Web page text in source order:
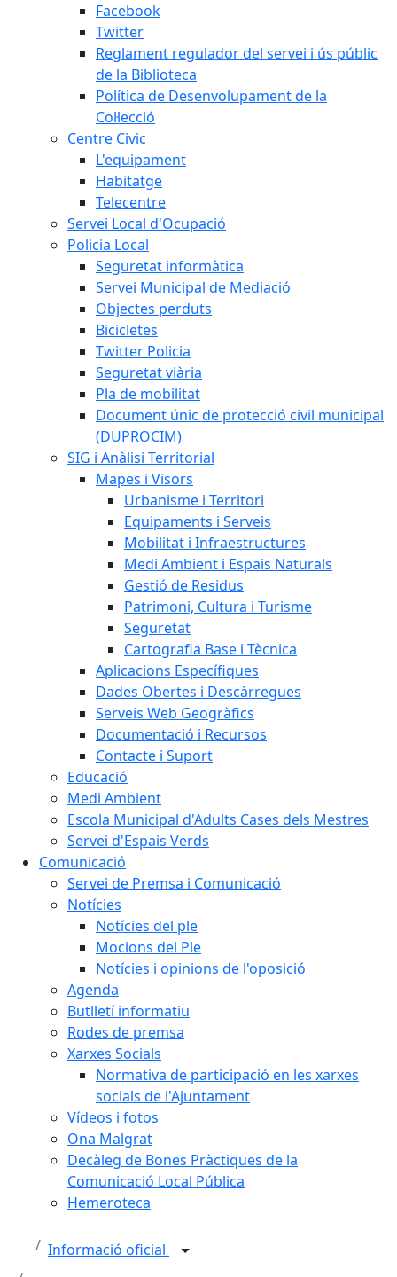
Facebook
Twitter
Reglament regulador del servei i ús públic
de la Biblioteca
Política de Desenvolupament de la
Col·lecció
Centre Civic
L'equipament
Habitatge
Telecentre
Servei Local d'Ocupació
Policia Local
Seguretat informàtica
Servei Municipal de Mediació
Objectes perduts
Bicicletes
Twitter Policia
Seguretat viària
Pla de mobilitat
Document únic de protecció civil municipal
(DUPROCIM)
SIG i Anàlisi Territorial
Mapes i Visors
Urbanisme i Territori
Equipaments i Serveis
Mobilitat i Infraestructures
Medi Ambient i Espais Naturals
Gestió de Residus
Patrimoni, Cultura i Turisme
Seguretat
Cartografia Base i Tècnica
Aplicacions Específiques
Dades Obertes i Descàrregues
Serveis Web Geogràfics
Documentació i Recursos
Contacte i Suport
Educació
Medi Ambient
Escola Municipal d'Adults Cases dels Mestres
Servei d'Espais Verds
Comunicació
Servei de Premsa i Comunicació
Notícies
Notícies del ple
Mocions del Ple
Notícies i opinions de l'oposició
Agenda
Butlletí informatiu
Rodes de premsa
Xarxes Socials
Normativa de participació en les xarxes
socials de l'Ajuntament
Vídeos i fotos
Ona Malgrat
Decàleg de Bones Pràctiques de la
Comunicació Local Pública
Hemeroteca
Informació oficial